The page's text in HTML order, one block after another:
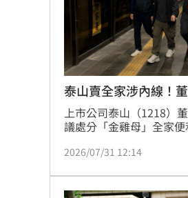
獨／海外遊學增
長尾獼猴失控狂襲
伊波拉失控！專
飲料空盒找嘸地
63歲章小蕙吐露
白海豚颱風擺盪
泰山賣全家涉內線！
保
上市公司泰山（1218）
議處分「金雞母」全家
查局台北市調查處兵分17
等11名被告到案說明。
2026/07/31 12:14